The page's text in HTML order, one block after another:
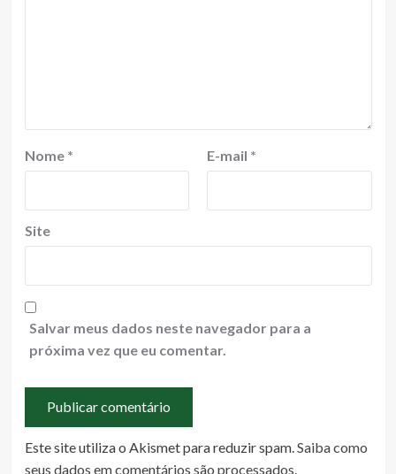
Nome * E-mail *
Site
Salvar meus dados neste navegador para a
próxima vez que eu comentar.
Este site utiliza o Akismet para reduzir spam.Saiba como
seus dados em comentários são processados.